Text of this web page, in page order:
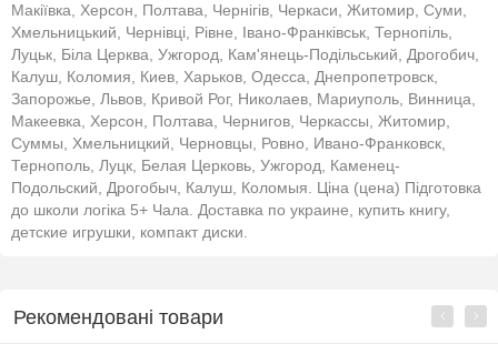
Макіївка, Херсон, Полтава, Чернігів, Черкаси, Житомир, Суми,
Хмельницький, Чернівці, Рівне, Івано-Франківськ, Тернопіль,
Луцьк, Біла Церква, Ужгород, Кам'янець-Подільський, Дрогобич,
Калуш, Коломия, Киев, Харьков, Одесса, Днепропетровск,
Запорожье, Львов, Кривой Рог, Николаев, Мариуполь, Винница,
Макеевка, Херсон, Полтава, Чернигов, Черкассы, Житомир,
Суммы, Хмельницкий, Черновцы, Ровно, Ивано-Франковск,
Тернополь, Луцк, Белая Церковь, Ужгород, Каменец-
Подольский, Дрогобыч, Калуш, Коломыя. Ціна (цена) Підготовка
до школи логіка 5+ Чала. Доставка по украине, купить книгу,
детские игрушки, компакт диски.
Рекомендовані товари